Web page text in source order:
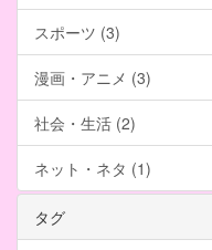
スポーツ (3)
漫画・アニメ (3)
社会・生活 (2)
ネット・ネタ (1)
タグ